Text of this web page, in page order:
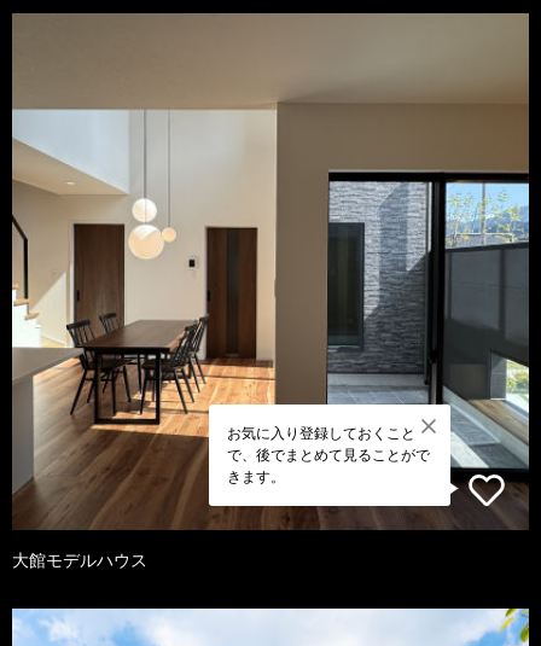
お気に入り登録しておくこと
で、後でまとめて見ることがで
きます。
大館モデルハウス